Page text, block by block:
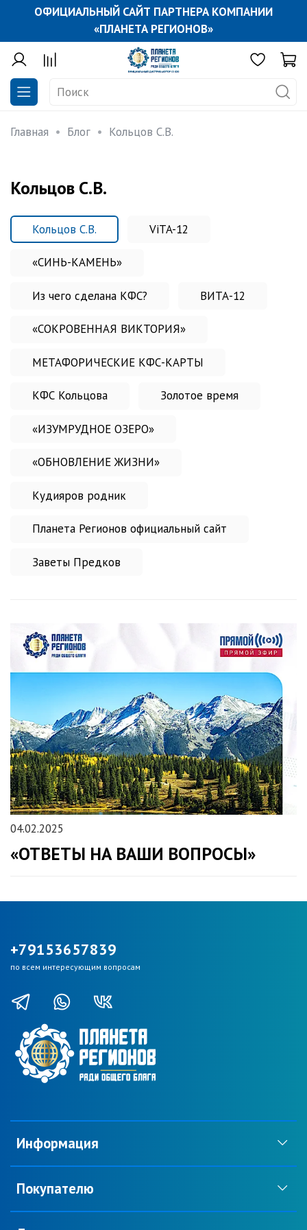
ОФИЦИАЛЬНЫЙ САЙТ ПАРТНЕРА КОМПАНИИ
«ПЛАНЕТА РЕГИОНОВ»
Главная Блог Кольцов С.В.
Кольцов С.В.
Кольцов С.В. ViTA-12
«СИНЬ-КАМЕНЬ»
Из чего сделана КФС? ВИТА-12
«СОКРОВЕННАЯ ВИКТОРИЯ»
МЕТАФОРИЧЕСКИЕ КФС-КАРТЫ
КФС Кольцова Золотое время
«ИЗУМРУДНОЕ ОЗЕРО»
«ОБНОВЛЕНИЕ ЖИЗНИ»
Кудияров родник
Планета Регионов официальный сайт
Заветы Предков
04.02.2025
«ОТВЕТЫ НА ВАШИ ВОПРОСЫ»
Информация
Покупателю
+79153657839
по всем интересующим вопросам